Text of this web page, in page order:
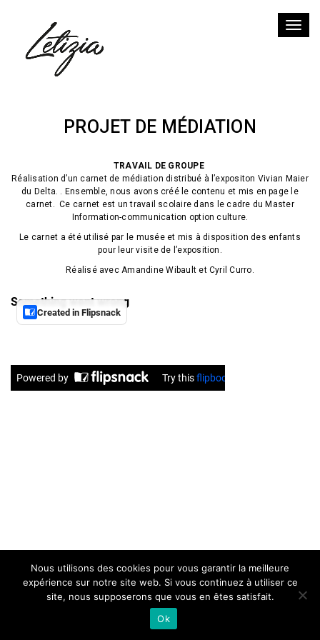
CARNET DE MÉDIATION
PROJET DE MÉDIATION
TRAVAIL DE GROUPE
Réalisation d’un carnet de médiation distribué à l’expositon Vivian Maier
du Delta. . Ensemble, nous avons créé le contenu et mis en page le
carnet. Ce carnet est un travail scolaire dans le cadre du Master
Information-communication option culture.
Le carnet a été utilisé par le musée et mis à disposition des enfants
pour leur visite de l’exposition.
Réalisé avec Amandine Wibault et Cyril Curro.
Nous utilisons des cookies pour vous garantir la meilleure
expérience sur notre site web. Si vous continuez à utiliser ce
site, nous supposerons que vous en êtes satisfait.
Ok